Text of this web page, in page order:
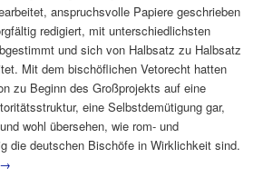
anspruchsvolle Papiere geschrieben
redigiert, mit unterschiedlichsten
und sich von Halbsatz zu Halbsatz
Mit dem bischöflichen Vetorecht hatten
zu Beginn des Großprojekts auf eine
eine Selbstdemütigung gar,
wohl übersehen, wie rom- und
die deutschen Bischöfe in Wirklichkeit sind.
→